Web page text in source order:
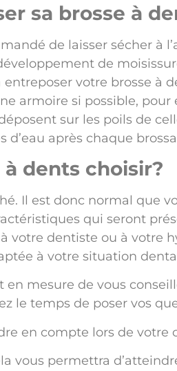
sa brosse à
de laisser sécher à
de
votre brosse à
armoire si possible,
sur les poils de
d’eau après chaque
dents choisir?
Il est donc normal que
qui seront
dentiste ou à votre
à votre situation
en mesure de vous
le temps de poser vos
en compte lors de votre
vous permettra